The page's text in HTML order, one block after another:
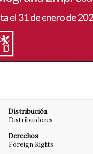
Distribución
Distribuidores
Derechos
Foreign Rights